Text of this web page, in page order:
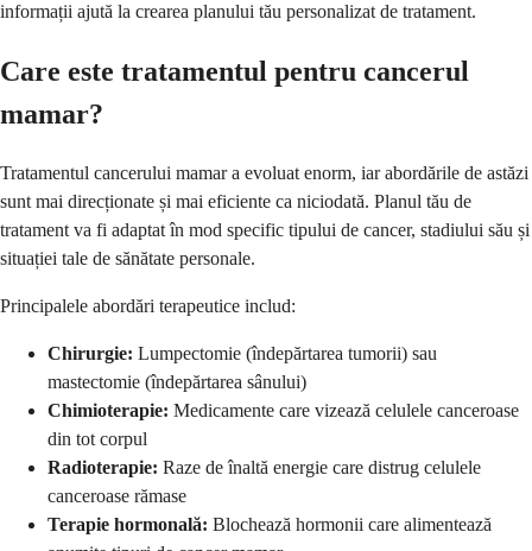
informații ajută la crearea planului tău personalizat de tratament.
Care este tratamentul pentru cancerul
mamar?
Tratamentul cancerului mamar a evoluat enorm, iar abordările de astăzi
sunt mai direcționate și mai eficiente ca niciodată. Planul tău de
tratament va fi adaptat în mod specific tipului de cancer, stadiului său și
situației tale de sănătate personale.
Principalele abordări terapeutice includ:
Chirurgie: Lumpectomie (îndepărtarea tumorii) sau
mastectomie (îndepărtarea sânului)
Chimioterapie: Medicamente care vizează celulele canceroase
din tot corpul
Radioterapie: Raze de înaltă energie care distrug celulele
canceroase rămase
Terapie hormonală: Blochează hormonii care alimentează